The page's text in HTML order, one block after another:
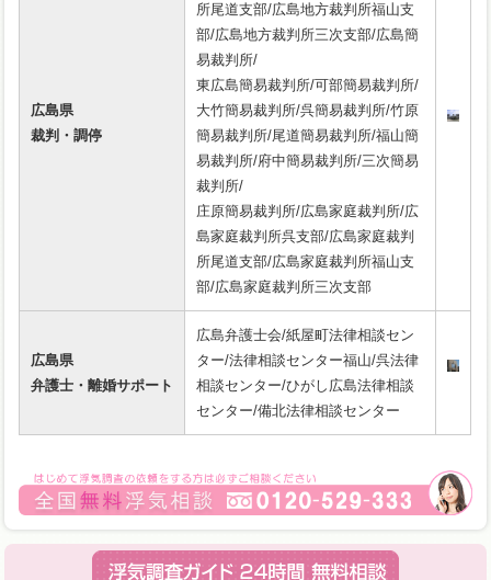
広島県
裁判・調停
所尾道支部/広島地方裁判所福山支
部/広島地方裁判所三次支部/広島簡
易裁判所/
東広島簡易裁判所/可部簡易裁判所/
大竹簡易裁判所/呉簡易裁判所/竹原
簡易裁判所/尾道簡易裁判所/福山簡
易裁判所/府中簡易裁判所/三次簡易
裁判所/
庄原簡易裁判所/広島家庭裁判所/広
島家庭裁判所呉支部/広島家庭裁判
所尾道支部/広島家庭裁判所福山支
部/広島家庭裁判所三次支部
広島県
弁護士・離婚サポート
広島弁護士会/紙屋町法律相談セン
ター/法律相談センター福山/呉法律
相談センター/ひがし広島法律相談
センター/備北法律相談センター